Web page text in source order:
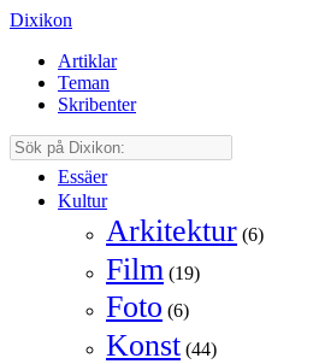
Dixikon
Artiklar
Teman
Skribenter
Essäer
Kultur
Arkitektur (6)
Film (19)
Foto (6)
Konst (44)